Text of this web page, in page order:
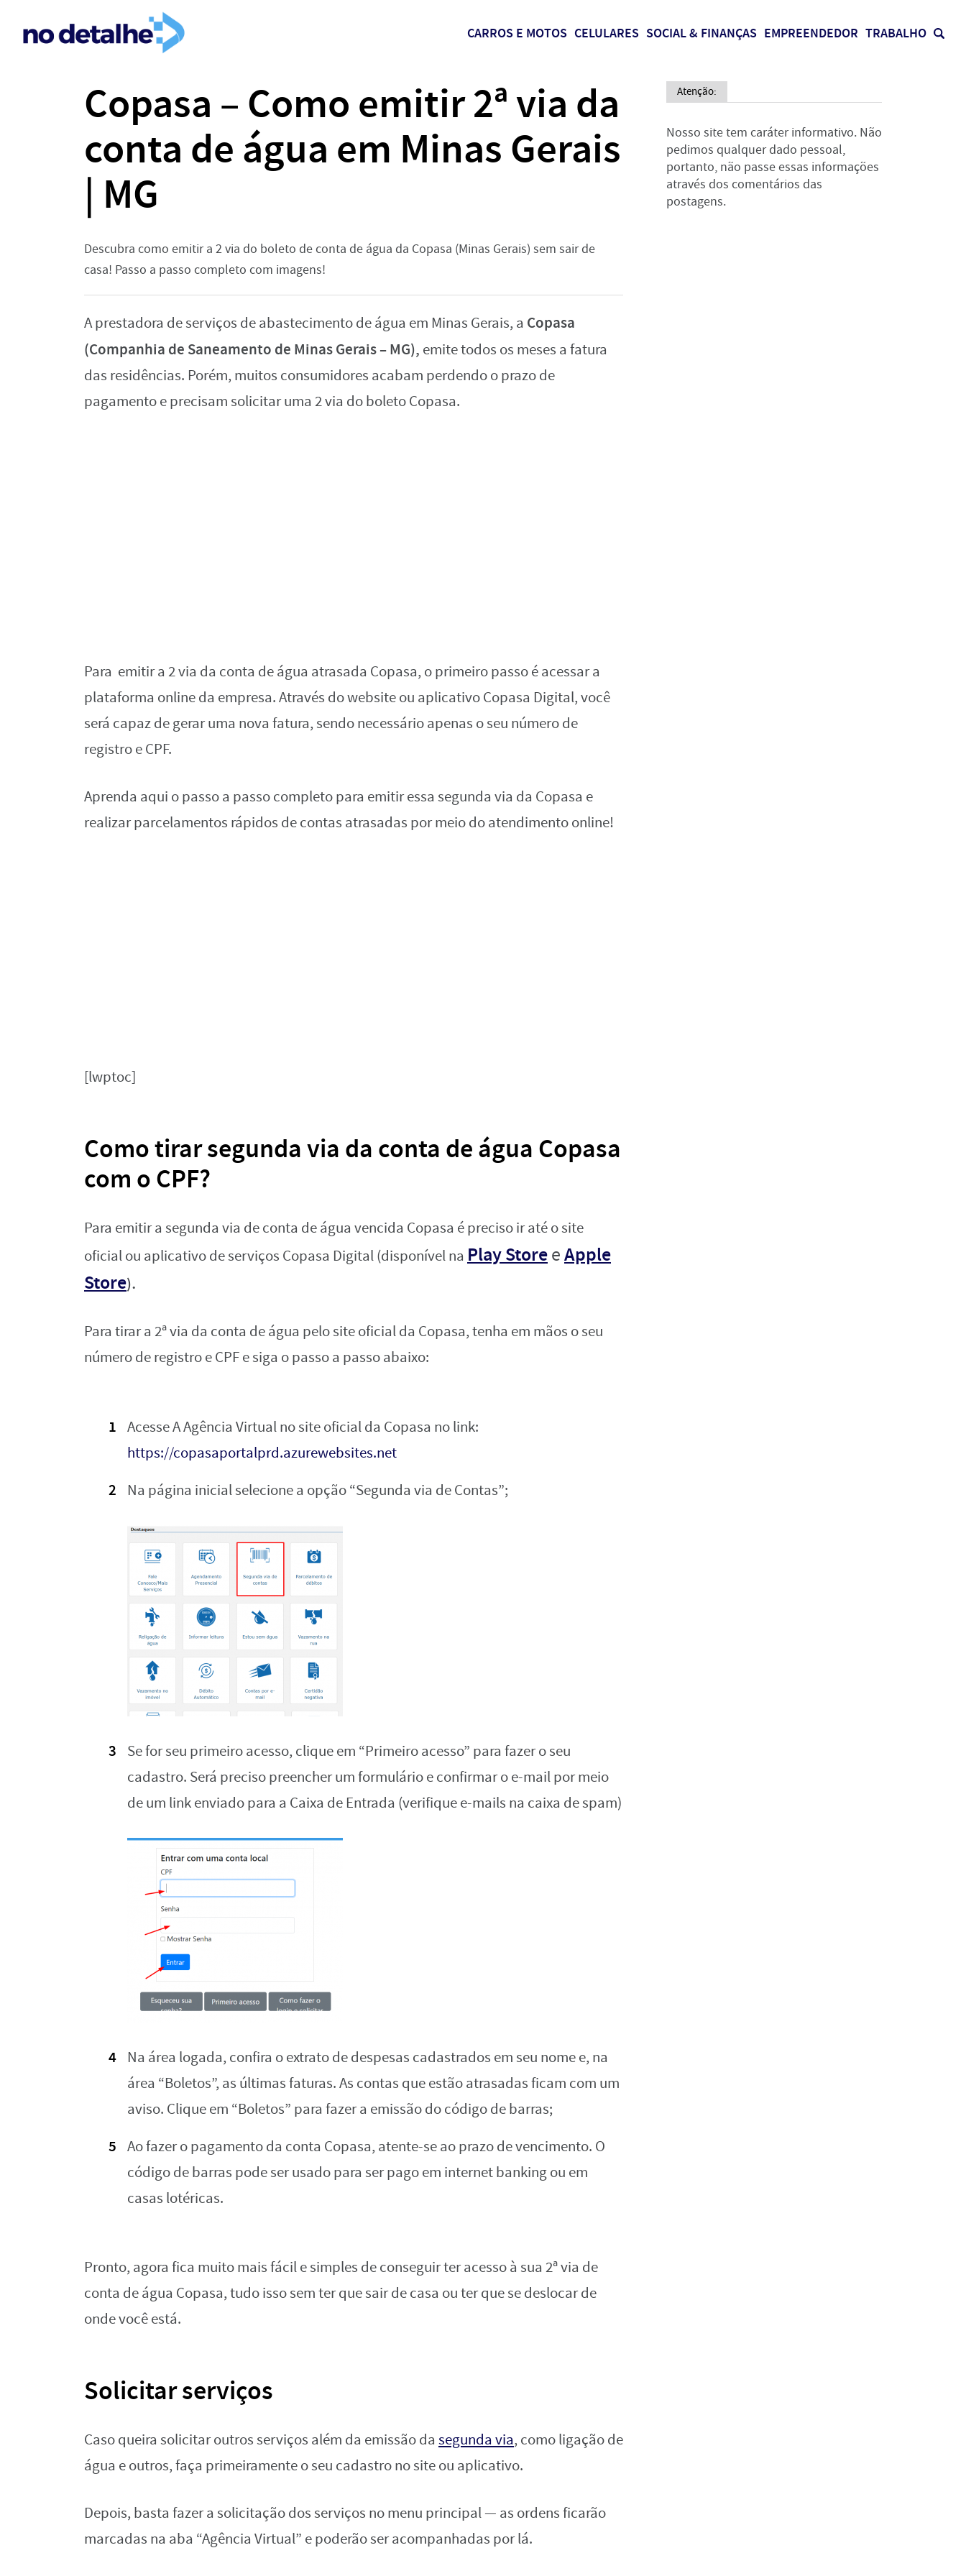
CARROS E MOTOS CELULARES SOCIAL & FINANÇAS EMPREENDEDOR TRABALHO
Copasa – Como emitir 2ª via da
conta de água em Minas Gerais
| MG
Descubra como emitir a 2 via do boleto de conta de água da Copasa (Minas Gerais) sem sair de
casa! Passo a passo completo com imagens!
A prestadora de serviços de abastecimento de água em Minas Gerais, a Copasa
(Companhia de Saneamento de Minas Gerais – MG), emite todos os meses a fatura
das residências. Porém, muitos consumidores acabam perdendo o prazo de
pagamento e precisam solicitar uma 2 via do boleto Copasa.
Para emitir a 2 via da conta de água atrasada Copasa, o primeiro passo é acessar a
plataforma online da empresa. Através do website ou aplicativo Copasa Digital, você
será capaz de gerar uma nova fatura, sendo necessário apenas o seu número de
registro e CPF.
Aprenda aqui o passo a passo completo para emitir essa segunda via da Copasa e
realizar parcelamentos rápidos de contas atrasadas por meio do atendimento online!
[lwptoc]
Como tirar segunda via da conta de água Copasa
com o CPF?
Para emitir a segunda via de conta de água vencida Copasa é preciso ir até o site
oficial ou aplicativo de serviços Copasa Digital (disponível na Play StoreeApple
Store).
Para tirar a 2ª via da conta de água pelo site oficial da Copasa, tenha em mãos o seu
número de registro e CPF e siga o passo a passo abaixo:
Acesse A Agência Virtual no site oficial da Copasa no link:
https://copasaportalprd.azurewebsites.net
Na página inicial selecione a opção “Segunda via de Contas”;
Se for seu primeiro acesso, clique em “Primeiro acesso” para fazer o seu
cadastro. Será preciso preencher um formulário e confirmar o e-mail por meio
de um link enviado para a Caixa de Entrada (verifique e-mails na caixa de spam)
Na área logada, confira o extrato de despesas cadastrados em seu nome e, na
área “Boletos”, as últimas faturas. As contas que estão atrasadas ficam com um
aviso. Clique em “Boletos” para fazer a emissão do código de barras;
Ao fazer o pagamento da conta Copasa, atente-se ao prazo de vencimento. O
código de barras pode ser usado para ser pago em internet banking ou em
casas lotéricas.
Pronto, agora fica muito mais fácil e simples de conseguir ter acesso à sua 2ª via de
conta de água Copasa, tudo isso sem ter que sair de casa ou ter que se deslocar de
onde você está.
Solicitar serviços
Caso queira solicitar outros serviços além da emissão da segunda via, como ligação de
água e outros, faça primeiramente o seu cadastro no site ou aplicativo.
Depois, basta fazer a solicitação dos serviços no menu principal — as ordens ficarão
marcadas na aba “Agência Virtual” e poderão ser acompanhadas por lá.
Atenção:
Nosso site tem caráter informativo. Não
pedimos qualquer dado pessoal,
portanto, não passe essas informações
através dos comentários das
postagens.